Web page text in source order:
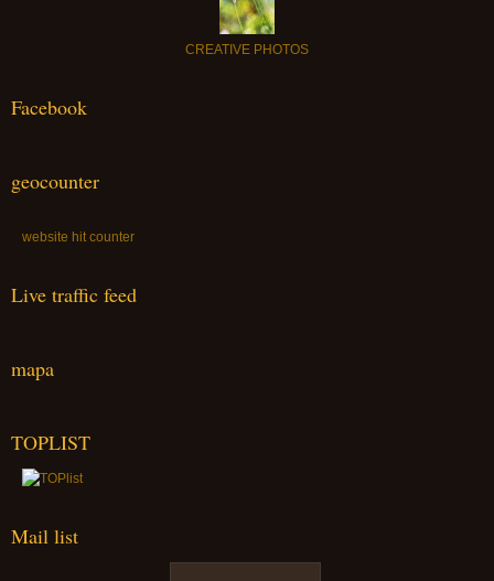
CREATIVE PHOTOS
Facebook
geocounter
website hit counter
Live traffic feed
mapa
TOPLIST
Mail list